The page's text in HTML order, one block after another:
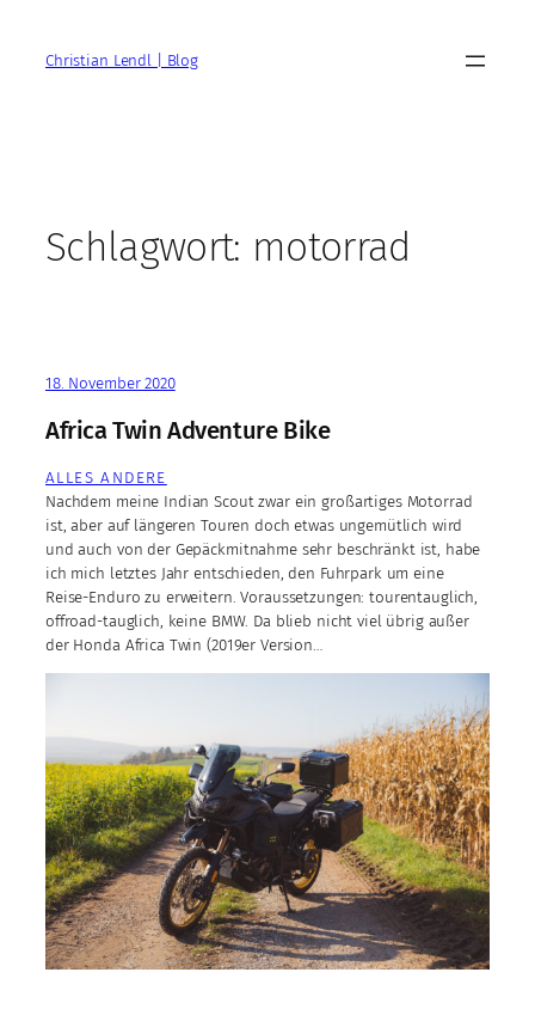
springenChristian Lendl | Blog
Schlagwort: motorrad
18. November 2020
Africa Twin Adventure Bike
ALLES ANDERE
Nachdem meine Indian Scout zwar ein großartiges Motorrad
ist, aber auf längeren Touren doch etwas ungemütlich wird
und auch von der Gepäckmitnahme sehr beschränkt ist, habe
ich mich letztes Jahr entschieden, den Fuhrpark um eine
Reise-Enduro zu erweitern. Voraussetzungen: tourentauglich,
offroad-tauglich, keine BMW. Da blieb nicht viel übrig außer
der Honda Africa Twin (2019er Version…